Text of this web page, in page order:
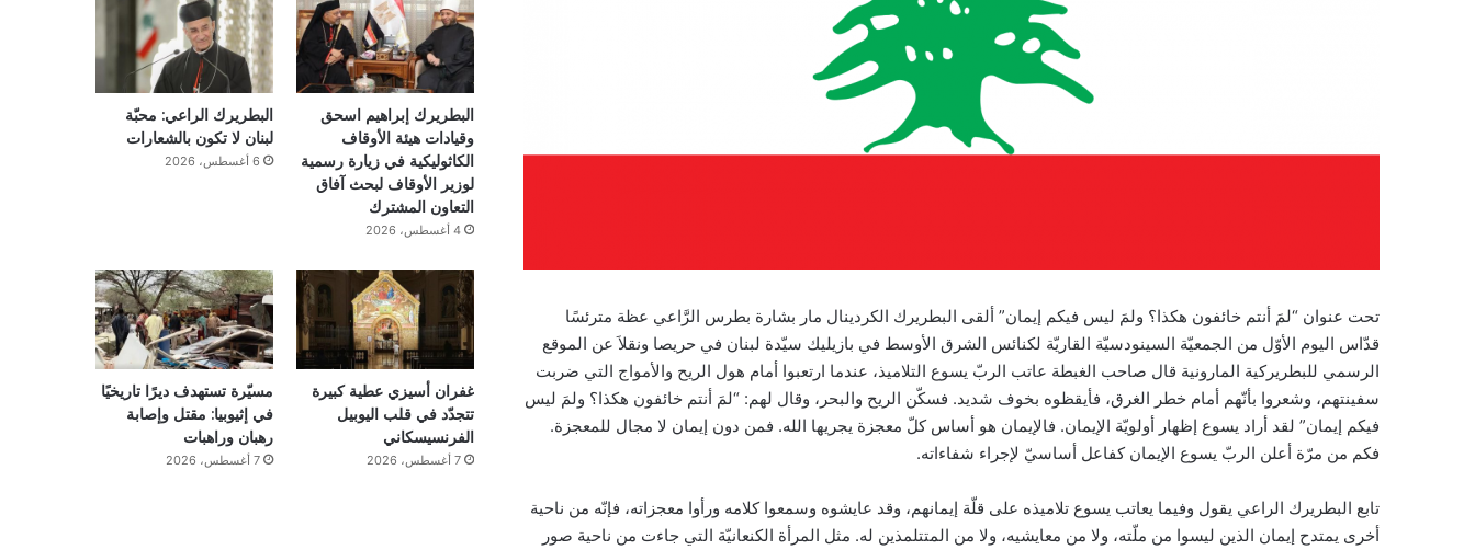
تحت عنوان “لمَ أنتم خائفون هكذا؟ ولمَ ليس فيكم إيمان” ألقى البطريرك الكردينال مار بشارة بطرس الرَّاعي عظة مترئسًا
قدّاس اليوم الأوّل من الجمعيّة السينودسيّة القاريّة لكنائس الشرق الأوسط في بازيليك سيّدة لبنان في حريصا ونقلاَ عن الموقع
الرسمي للبطريركية المارونية قال صاحب الغبطة عاتب الربّ يسوع التلاميذ، عندما ارتعبوا أمام هول الريح والأمواج التي ضربت
سفينتهم، وشعروا بأنّهم أمام خطر الغرق، فأيقظوه بخوف شديد. فسكّن الريح والبحر، وقال لهم: “لمَ أنتم خائفون هكذا؟ ولمَ ليس
فيكم إيمان” لقد أراد يسوع إظهار أولويّة الإيمان. فالإيمان هو أساس كلّ معجزة يجريها الله. فمن دون إيمان لا مجال للمعجزة.
فكم من مرّة أعلن الربّ يسوع الإيمان كفاعل أساسيّ لإجراء شفاءاته.
تابع البطريرك الراعي يقول وفيما يعاتب يسوع تلاميذه على قلّة إيمانهم، وقد عايشوه وسمعوا كلامه ورأوا معجزاته، فإنّه من ناحية
أخرى يمتدح إيمان الذين ليسوا من ملّته، ولا من معايشيه، ولا من المتتلمذين له. مثل المرأة الكنعانيّة التي جاءت من ناحية صور
البطريرك إبراهيم اسحق
وقيادات هيئة الأوقاف
الكاثوليكية في زيارة رسمية
لوزير الأوقاف لبحث آفاق
التعاون المشترك
4 أغسطس، 2026
البطريرك الراعي: محبّة
لبنان لا تكون بالشعارات
6 أغسطس، 2026
غفران أسيزي عطية كبيرة
تتجدّد في قلب اليوبيل
الفرنسيسكاني
7 أغسطس، 2026
مسيّرة تستهدف ديرًا تاريخيًا
في إثيوبيا: مقتل وإصابة
رهبان وراهبات
7 أغسطس، 2026